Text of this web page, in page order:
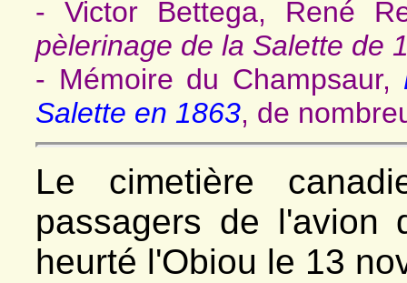
- Victor Bettega, René
pèlerinage de la Salette de
- Mémoire du Champsaur,
Salette en 1863, de
Le cimetière
passagers de
heurté l'Obiou le 13